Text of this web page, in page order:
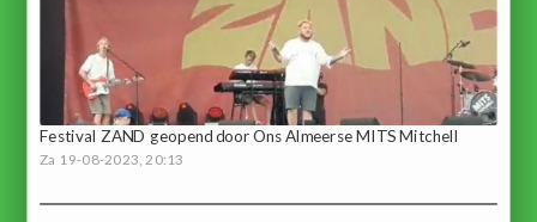
Festival ZAND geopend door Ons Almeerse MITS Mitchell
Za 19-08-2023, 20:13